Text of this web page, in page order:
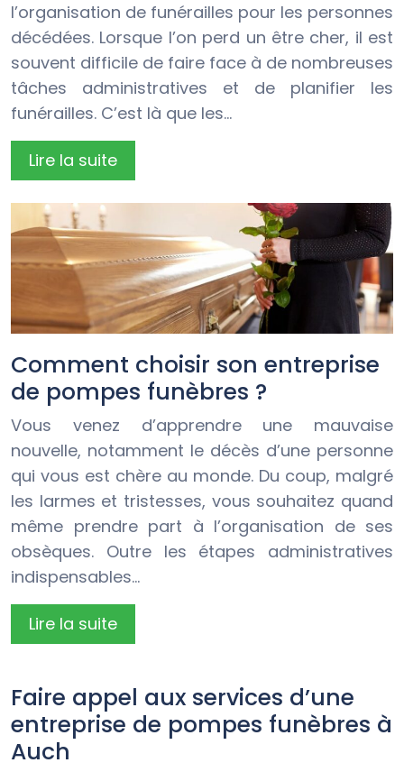
l’organisation de funérailles pour les personnes
décédées. Lorsque l’on perd un être cher, il est
souvent difficile de faire face à de nombreuses
tâches administratives et de planifier les
funérailles. C’est là que les…
Lire la suite
Comment choisir son entreprise
de pompes funèbres ?
Vous venez d’apprendre une mauvaise
nouvelle, notamment le décès d’une personne
qui vous est chère au monde. Du coup, malgré
les larmes et tristesses, vous souhaitez quand
même prendre part à l’organisation de ses
obsèques. Outre les étapes administratives
indispensables…
Lire la suite
Faire appel aux services d’une
entreprise de pompes funèbres à
Auch